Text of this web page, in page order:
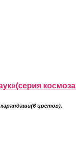
(6 цветов).